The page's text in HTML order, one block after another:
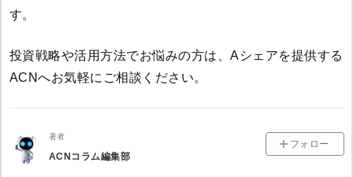
す。
投資戦略や活用方法でお悩みの方は、Aシェアを提供する
ACNへお気軽にご相談ください。
著者
ACNコラム編集部
フォロー